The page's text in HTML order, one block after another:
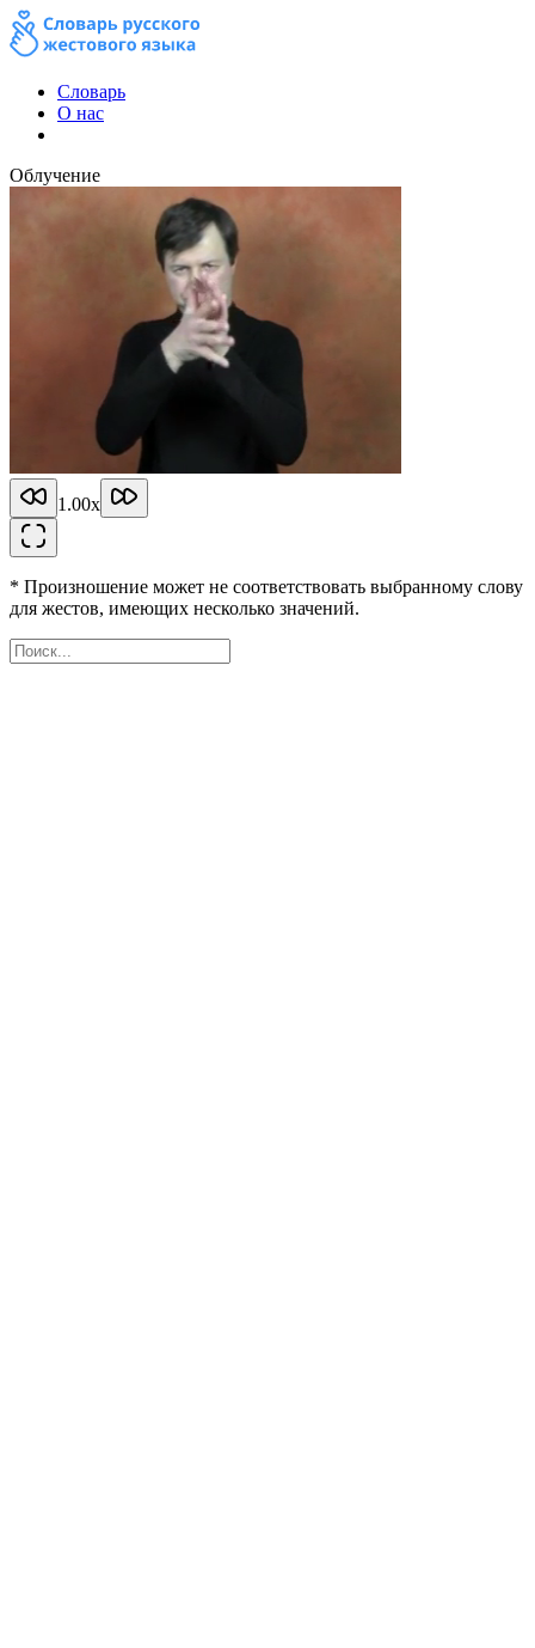
Словарь
О нас
Облучение
1.00x
* Произношение может не соответствовать выбранному слову
для жестов, имеющих несколько значений.